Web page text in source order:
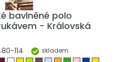
bavlněné polo
- Královská
114 skladem